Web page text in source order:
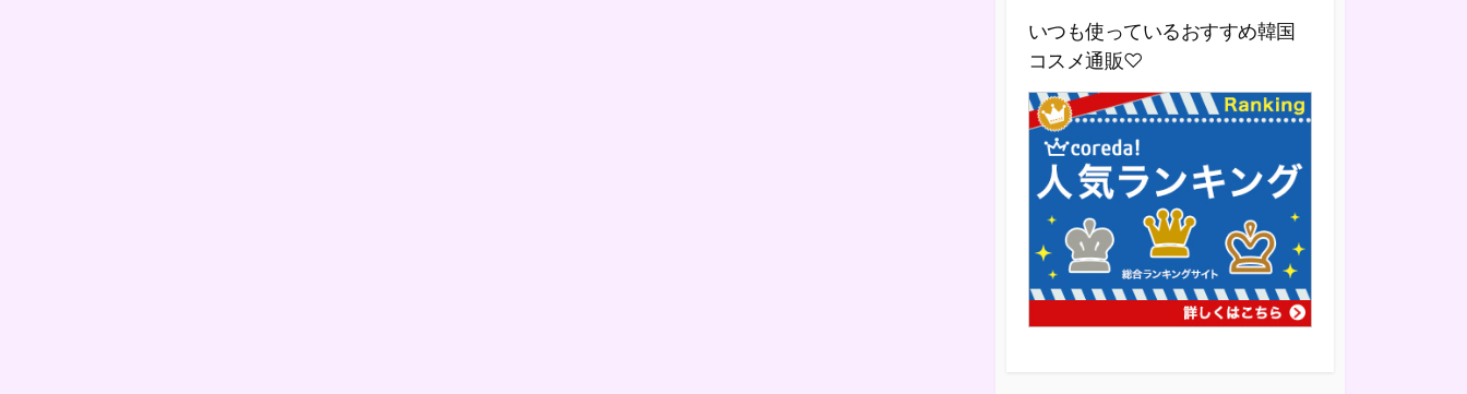
いつも使っているおすすめ韓国
コスメ通販♡